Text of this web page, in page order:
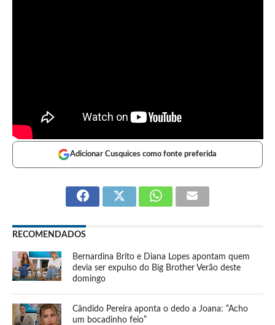
Adicionar Cusquices como fonte preferida
RECOMENDADOS
Bernardina Brito e Diana Lopes apontam quem
devia ser expulso do Big Brother Verão deste
domingo
Cândido Pereira aponta o dedo a Joana: “Acho
um bocadinho feio”